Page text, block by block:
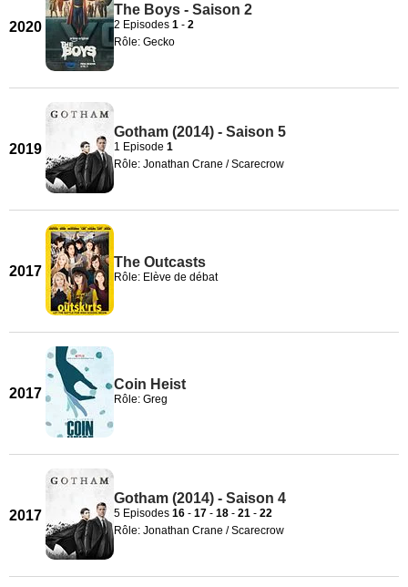
2020
The Boys - Saison 2
2 Episodes 1 - 2
Rôle: Gecko
2019
Gotham (2014) - Saison 5
1 Episode 1
Rôle: Jonathan Crane / Scarecrow
2017
The Outcasts
Rôle: Elève de débat
2017
Coin Heist
Rôle: Greg
2017
Gotham (2014) - Saison 4
5 Episodes 16 - 17 - 18 - 21 - 22
Rôle: Jonathan Crane / Scarecrow